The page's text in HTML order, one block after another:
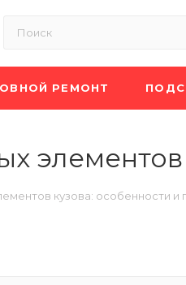
РЕМОНТ
кузова: особенности